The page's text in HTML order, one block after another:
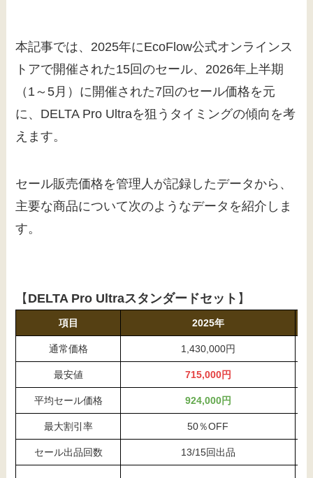
本記事では、2025年にEcoFlow公式オンラインス
トアで開催された15回のセール、2026年上半期
（1～5月）に開催された7回のセール価格を元
に、DELTA Pro Ultraを狙うタイミングの傾向を考
えます。
セール販売価格を管理人が記録したデータから、
主要な商品について次のようなデータを紹介しま
す。
【 DELTA Pro Ultraスタンダードセット 】
項目 2025年
通常価格 1,430,000円
最安値 715,000円
平均セール価格 924,000円
最大割引率 50％OFF
セール出品回数 13/15回出品